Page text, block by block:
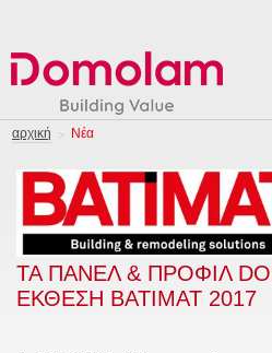
ΛΥΣΕΙΣ
ΕΡΓΑ
ΥΠΟΣΤΗΡΙΞΗ
ΠΡΟΣΦΟΡΕΣ
ΚΑΡΙΕΡΑ
ΕΠΙΚΟΙΝΩΝΙΑ
αρχική Νέα
ΤΑ ΠΑΝΕΛ & ΠΡΟΦΙΛ
ΕΚΘΕΣΗ ΒΑΤΙΜΑΤ 2017